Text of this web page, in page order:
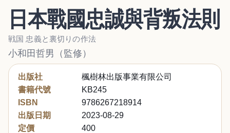
日本戰國忠誠與背叛法則
戦国 忠義と裏切りの作法
小和田哲男（監修）
出版社
楓樹林出版事業有限公司
書籍代號
KB245
ISBN
9786267218914
出版日期
2023-08-29
定價
400